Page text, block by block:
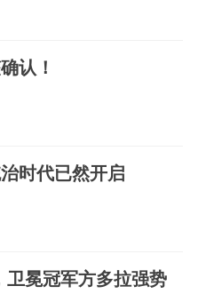
认！
时代已然开启
冕冠军方多拉强势